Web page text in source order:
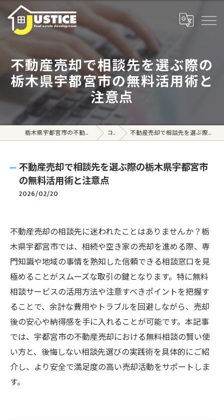
不動産売却で相談先を選ぶ際の
栃木県宇都宮市の無料活用術と
注意点
栃木県宇都宮市の不動産売買なら株式会社ジャスティス コラム 不動産売却で相談先を選ぶ際の栃木県宇都宮市の無料活用術と注意点
不動産売却で相談先を選ぶ際の栃木県宇都宮市
の無料活用術と注意点
2026/02/20
不動産売却の相談先に迷われたことはありませんか？栃
木県宇都宮市では、相続や空き家の売却を進める際、専
門知識や地域の事情を熟知した信頼できる相談窓口を見
極めることがスムーズな取引の鍵となります。特に無料
相談サービスの活用方法や注意すべきポイントを把握す
ることで、余計な費用やトラブルを回避しながら、売却
後の安心や納得感を手に入れることが可能です。本記事
では、宇都宮市の不動産売却における無料相談の賢い使
い方と、後悔しない相談先選びの実践術を具体的にご紹
介し、より安全で満足度の高い売却活動をサポートしま
す。